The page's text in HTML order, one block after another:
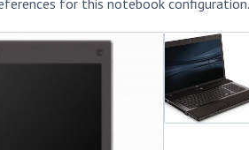
for this notebook configuration.